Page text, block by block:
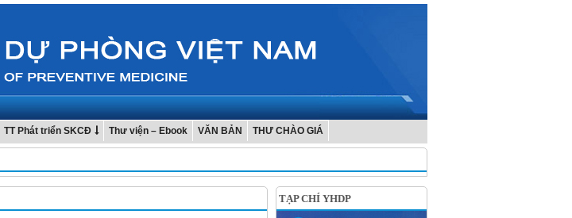
TT Phát triển SKCĐ Thư viện – Ebook VĂN BẢN THƯ CHÀO GIÁ
TẠP CHÍ YHDP